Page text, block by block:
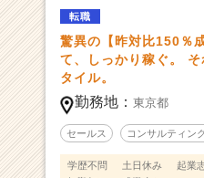
異
の
比
1
0％
転職
驚異の【昨対比150％
て、しっかり稼ぐ。
タイル。
勤務地： 東京都
セールス コンサルティン
学歴不問 土日休み 起業